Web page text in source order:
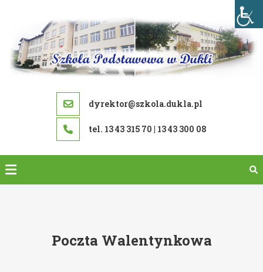
content
dyrektor@szkola.dukla.pl
tel. 13 43 315 70 | 13 43 300 08
Poczta Walentynkowa